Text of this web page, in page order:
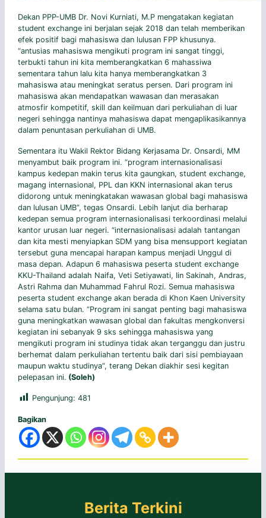
Dekan PPP-UMB Dr. Novi Kurniati, M.P mengatakan kegiatan
student exchange ini berjalan sejak 2018 dan telah memberikan
efek positif bagi mahasiswa dan lulusan FPP khusunya.
“antusias mahasiswa mengikuti program ini sangat tinggi,
terbukti tahun ini kita memberangkatkan 6 mahassiwa
sementara tahun lalu kita hanya memberangkatkan 3
mahasiswa atau meningkat seratus persen. Dari program ini
mahasiswa akan mendapatkan wawasan dan merasakan
atmosfir kompetitif, skill dan keilmuan dari perkuliahan di luar
negeri sehingga nantinya mahasiswa dapat mengaplikasikannya
dalam penuntasan perkuliahan di UMB.
Sementara itu Wakil Rektor Bidang Kerjasama Dr. Onsardi, MM
menyambut baik program ini. “program internasionalisasi
kampus kedepan makin terus kita gaungkan, student exchange,
magang internasional, PPL dan KKN internasional akan terus
didorong untuk meningkatakan wawasan global bagi mahasiswa
dan lulusan UMB”, tegas Onsardi. Lebih lanjut dia berharap
kedepan semua program internasionalisasi terkoordinasi melalui
kantor urusan luar negeri. “internasionalisasi adalah tantangan
dan kita mesti menyiapkan SDM yang bisa mensupport kegiatan
tersebut guna mencapai harapan kampus menjadi Unggul di
masa depan. Adapun 6 mahasiswa peserta student exchange
KKU-Thailand adalah Naifa, Veti Setiyawati, Iin Sakinah, Andras,
Astri Rahma dan Muhammad Fahrul Rozi. Semua mahasiswa
peserta student exchange akan berada di Khon Kaen University
selama satu bulan. “Program ini sangat penting bagi mahasiswa
guna meningkatkan wawasan global dan fakultas mengkonversi
kegiatan ini sebanyak 9 sks sehingga mahasiswa yang
mengikuti program ini studinya tidak akan terganggu dan justru
berhemat dalam perkuliahan tertentu baik dari sisi pembiayaan
maupun waktu studinya”, terang Dekan diakhir sesi kegitan
pelepasan ini. (Soleh)
Pengunjung: 481
Bagikan
Berita Terkini